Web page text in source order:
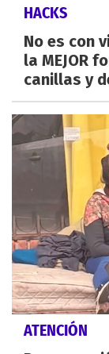
HACKS
No es con
la MEJOR
canillas y
ATENCIÓN